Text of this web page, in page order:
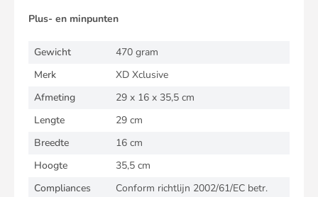
Plus- en minpunten
Gewicht
470 gram
Merk
XD Xclusive
Afmeting
29 x 16 x 35,5 cm
Lengte
29 cm
Breedte
16 cm
Hoogte
35,5 cm
Compliances
Conform richtlijn 2002/61/EC betr.